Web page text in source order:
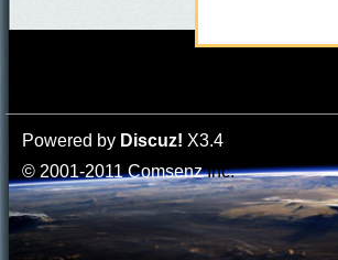
Powered by Discuz! X3.4
© 2001-2011ComsenzInc.